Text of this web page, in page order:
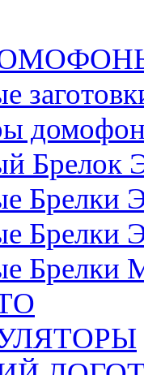
Брелок
Брелки
Брелки
Брелки